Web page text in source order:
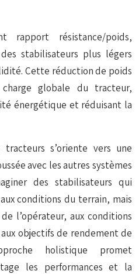
rapport résistance/poids,
stabilisateurs plus légers
Cette réduction de poids
globale du tracteur,
énergétique et réduisant la
tracteurs s’oriente vers une
avec les autres systèmes
des stabilisateurs qui
conditions du terrain, mais
l’opérateur, aux conditions
objectifs de rendement de
holistique promet
les performances et la